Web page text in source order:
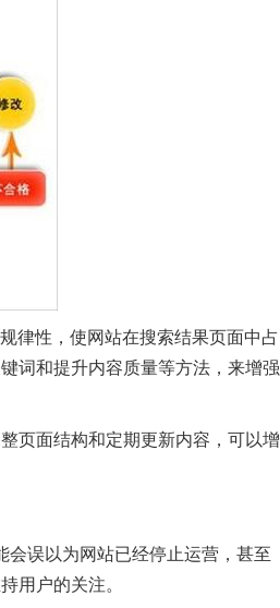
律性，使网站在搜索结果页面中占
词和提升内容质量等方法，来增强
页面结构和定期更新内容，可以增
会误以为网站已经停止运营，甚至
用户的关注。